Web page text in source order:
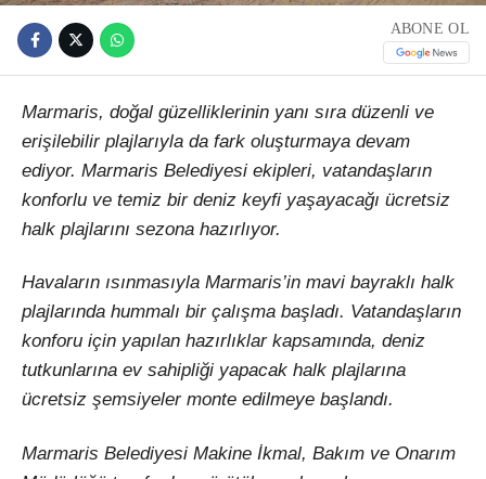
ABONE OL
Marmaris, doğal güzelliklerinin yanı sıra düzenli ve
erişilebilir plajlarıyla da fark oluşturmaya devam
ediyor. Marmaris Belediyesi ekipleri, vatandaşların
konforlu ve temiz bir deniz keyfi yaşayacağı ücretsiz
halk plajlarını sezona hazırlıyor.
Havaların ısınmasıyla Marmaris’in mavi bayraklı halk
plajlarında hummalı bir çalışma başladı. Vatandaşların
konforu için yapılan hazırlıklar kapsamında, deniz
tutkunlarına ev sahipliği yapacak halk plajlarına
ücretsiz şemsiyeler monte edilmeye başlandı.
Marmaris Belediyesi Makine İkmal, Bakım ve Onarım